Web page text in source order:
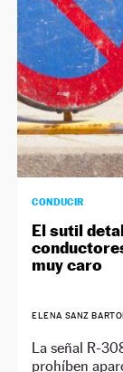
CONDUCIR
El sutil
muy caro
ELENA SANZ
La señal R-
prohíben